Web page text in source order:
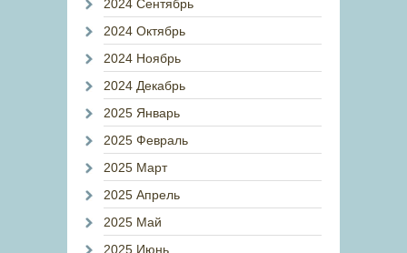
2024 Сентябрь
2024 Октябрь
2024 Ноябрь
2024 Декабрь
2025 Январь
2025 Февраль
2025 Март
2025 Апрель
2025 Май
2025 Июнь